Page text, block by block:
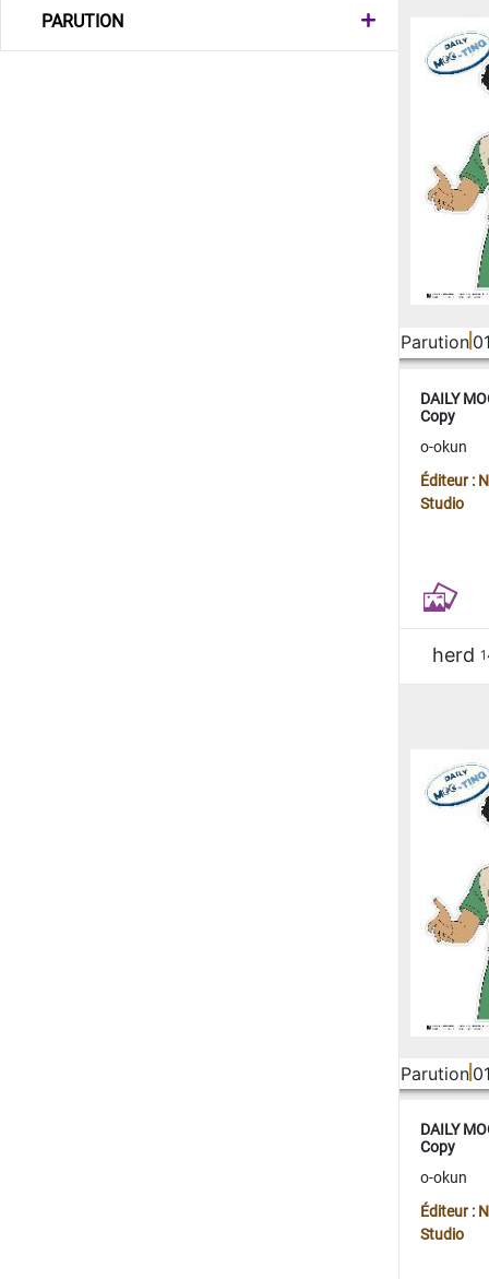
PARUTION
Parution
DAILY
Copy
o-okun
Éditeur :
Studio
herd
Parution
DAILY
Copy
o-okun
Éditeur :
Studio